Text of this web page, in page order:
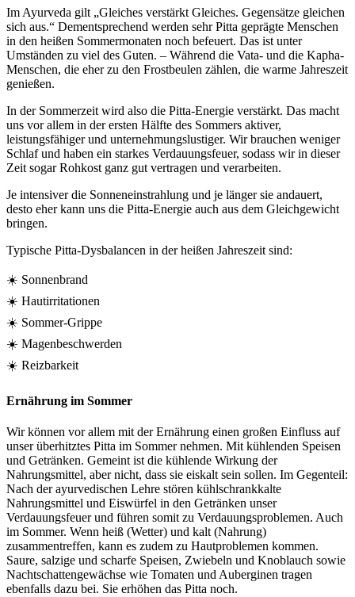
Im Ayurveda gilt „Gleiches verstärkt Gleiches. Gegensätze gleichen
sich aus.“ Dementsprechend werden sehr Pitta geprägte Menschen
in den heißen Sommermonaten noch befeuert. Das ist unter
Umständen zu viel des Guten. – Während die Vata- und die Kapha-
Menschen, die eher zu den Frostbeulen zählen, die warme Jahreszeit
genießen.
In der Sommerzeit wird also die Pitta-Energie verstärkt. Das macht
uns vor allem in der ersten Hälfte des Sommers aktiver,
leistungsfähiger und unternehmungslustiger. Wir brauchen weniger
Schlaf und haben ein starkes Verdauungsfeuer, sodass wir in dieser
Zeit sogar Rohkost ganz gut vertragen und verarbeiten.
Je intensiver die Sonneneinstrahlung und je länger sie andauert,
desto eher kann uns die Pitta-Energie auch aus dem Gleichgewicht
bringen.
Typische Pitta-Dysbalancen in der heißen Jahreszeit sind:
☀️ Sonnenbrand
☀️ Hautirritationen
☀️ Sommer-Grippe
☀️ Magenbeschwerden
☀️ Reizbarkeit
Ernährung im Sommer
Wir können vor allem mit der Ernährung einen großen Einfluss auf
unser überhitztes Pitta im Sommer nehmen. Mit kühlenden Speisen
und Getränken. Gemeint ist die kühlende Wirkung der
Nahrungsmittel, aber nicht, dass sie eiskalt sein sollen. Im Gegenteil:
Nach der ayurvedischen Lehre stören kühlschrankkalte
Nahrungsmittel und Eiswürfel in den Getränken unser
Verdauungsfeuer und führen somit zu Verdauungsproblemen. Auch
im Sommer. Wenn heiß (Wetter) und kalt (Nahrung)
zusammentreffen, kann es zudem zu Hautproblemen kommen.
Saure, salzige und scharfe Speisen, Zwiebeln und Knoblauch sowie
Nachtschattengewächse wie Tomaten und Auberginen tragen
ebenfalls dazu bei. Sie erhöhen das Pitta noch.